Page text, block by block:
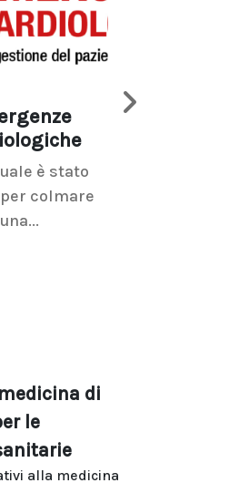
è stato
colmare
una...
di
le
alla medicina